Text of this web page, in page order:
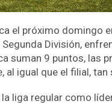
el próximo domingo
División,
suman 9 puntos, las
igual que el filial,
liga regular como